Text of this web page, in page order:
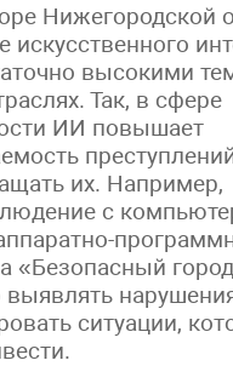
Нижегородской
искусственного
высокими
Так, в сфере
ИИ повышает
их. Например,
с
«Безопасный
выявлять
ситуации,